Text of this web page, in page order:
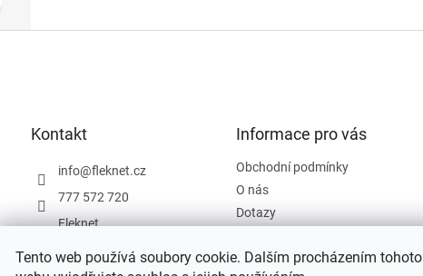
Tento web používá soubory cookie. Dalším procházením tohoto
Kontakt
info@fleknet.cz
777 572 720
Fleknet
Fleknet
Informace pro vás
Obchodní podmínky
O nás
Dotazy
Hodnocení obchodu